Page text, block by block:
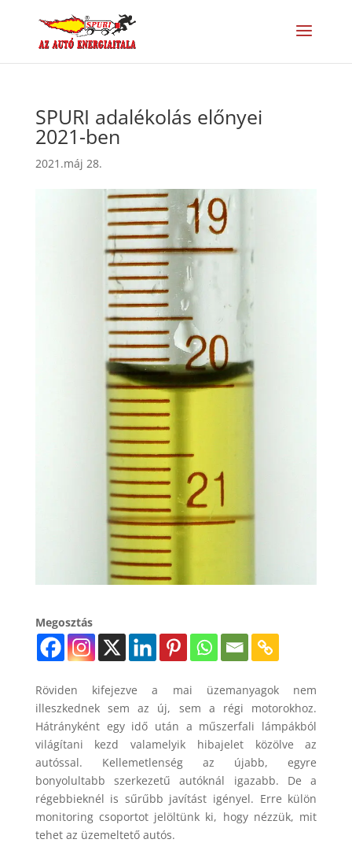
SPURI adalékolás előnyei
2021-ben
2021.máj 28.
Megosztás
Röviden kifejezve a mai üzemanyagok nem
illeszkednek sem az új, sem a régi motorokhoz.
Hátrányként egy idő után a műszerfali lámpákból
világítani kezd valamelyik hibajelet közölve az
autóssal. Kellemetlenség az újabb, egyre
bonyolultabb szerkezetű autóknál igazabb. De a
régebbieknél is sűrűbb javítást igényel. Erre külön
monitoring csoportot jelöltünk ki, hogy nézzük, mit
tehet az üzemeltető autós.